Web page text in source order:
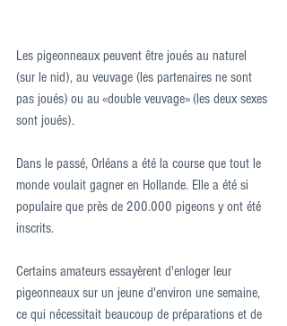
Les pigeonneaux peuvent être joués au naturel
(sur le nid), au veuvage (les partenaires ne sont
pas joués) ou au «double veuvage» (les deux sexes
sont joués).
Dans le passé, Orléans a été la course que tout le
monde voulait gagner en Hollande. Elle a été si
populaire que près de 200.000 pigeons y ont été
inscrits.
Certains amateurs essayèrent d'enloger leur
pigeonneaux sur un jeune d'environ une semaine,
ce qui nécessitait beaucoup de préparations et de